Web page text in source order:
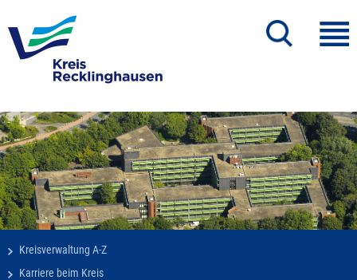
Kreisverwaltung A-Z
Karriere beim Kreis